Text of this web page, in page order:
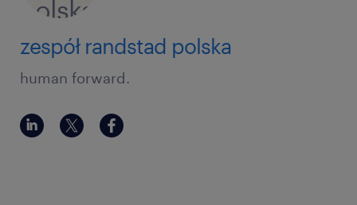
zespół randstad polska
human forward.